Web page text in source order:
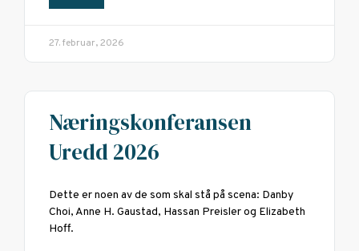
27. februar, 2026
Næringskonferansen
Uredd 2026
Dette er noen av de som skal stå på scena: Danby
Choi, Anne H. Gaustad, Hassan Preisler og Elizabeth
Hoff.